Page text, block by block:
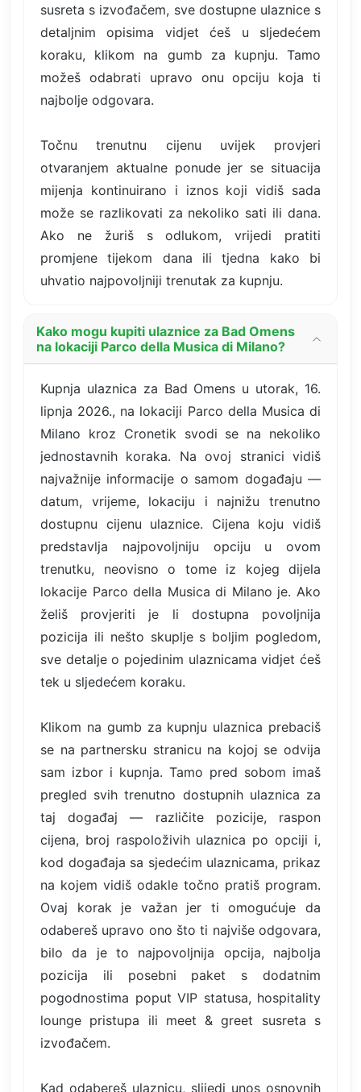
susreta s izvođačem, sve dostupne ulaznice s
detaljnim opisima vidjet ćeš u sljedećem
koraku, klikom na gumb za kupnju. Tamo
možeš odabrati upravo onu opciju koja ti
najbolje odgovara.
Točnu trenutnu cijenu uvijek provjeri
otvaranjem aktualne ponude jer se situacija
mijenja kontinuirano i iznos koji vidiš sada
može se razlikovati za nekoliko sati ili dana.
Ako ne žuriš s odlukom, vrijedi pratiti
promjene tijekom dana ili tjedna kako bi
uhvatio najpovoljniji trenutak za kupnju.
Kako mogu kupiti ulaznice za Bad Omens
na lokaciji Parco della Musica di Milano?
Kupnja ulaznica za Bad Omens u utorak, 16.
lipnja 2026., na lokaciji Parco della Musica di
Milano kroz Cronetik svodi se na nekoliko
jednostavnih koraka. Na ovoj stranici vidiš
najvažnije informacije o samom događaju —
datum, vrijeme, lokaciju i najnižu trenutno
dostupnu cijenu ulaznice. Cijena koju vidiš
predstavlja najpovoljniju opciju u ovom
trenutku, neovisno o tome iz kojeg dijela
lokacije Parco della Musica di Milano je. Ako
želiš provjeriti je li dostupna povoljnija
pozicija ili nešto skuplje s boljim pogledom,
sve detalje o pojedinim ulaznicama vidjet ćeš
tek u sljedećem koraku.
Klikom na gumb za kupnju ulaznica prebaciš
se na partnersku stranicu na kojoj se odvija
sam izbor i kupnja. Tamo pred sobom imaš
pregled svih trenutno dostupnih ulaznica za
taj događaj — različite pozicije, raspon
cijena, broj raspoloživih ulaznica po opciji i,
kod događaja sa sjedećim ulaznicama, prikaz
na kojem vidiš odakle točno pratiš program.
Ovaj korak je važan jer ti omogućuje da
odabereš upravo ono što ti najviše odgovara,
bilo da je to najpovoljnija opcija, najbolja
pozicija ili posebni paket s dodatnim
pogodnostima poput VIP statusa, hospitality
lounge pristupa ili meet & greet susreta s
izvođačem.
Kad odabereš ulaznicu, slijedi unos osnovnih